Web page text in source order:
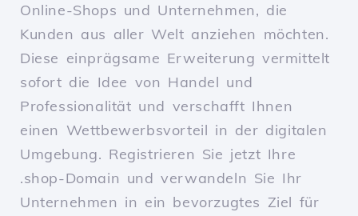
Online-Shops und Unternehmen, die
Kunden aus aller Welt anziehen möchten.
Diese einprägsame Erweiterung vermittelt
sofort die Idee von Handel und
Professionalität und verschafft Ihnen
einen Wettbewerbsvorteil in der digitalen
Umgebung. Registrieren Sie jetzt Ihre
.shop-Domain und verwandeln Sie Ihr
Unternehmen in ein bevorzugtes Ziel für